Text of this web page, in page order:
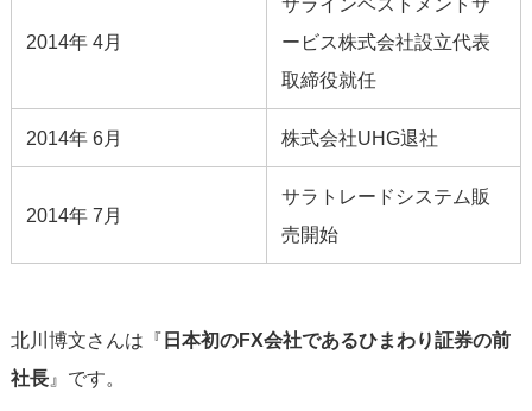
2014年 4月
ービス株式会社設立代表
取締役就任
2014年 6月 株式会社UHG退社
2014年 7月
サラトレードシステム販
売開始
北川博文さんは『 日本初のFX会社であるひまわり証券の前
社長』です。